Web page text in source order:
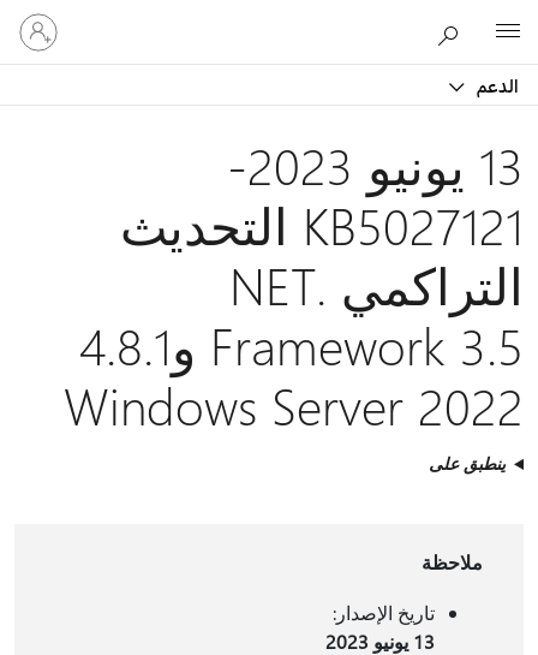
الدعم
تسجيل
الدخول
إلى
13 يونيو 2023-
KB5027121 التحديث
التراكمي .NET
Framework 3.5 و4.8.1
Windows Server 2022
ينطبق على
ملاحظة
تاريخ الإصدار:
13 يونيو 2023